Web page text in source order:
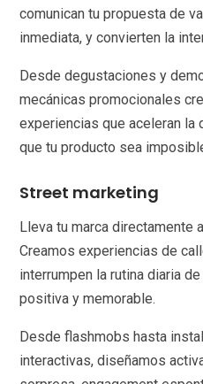
comunican tu propuesta de
inmediata, y convierten la
Desde degustaciones y
mecánicas promocionales
experiencias que aceleran la
que tu producto sea
Street marketing
Lleva tu marca directamente
Creamos experiencias de
interrumpen la rutina diaria
positiva y memorable.
Desde flashmobs hasta
interactivas, diseñamos